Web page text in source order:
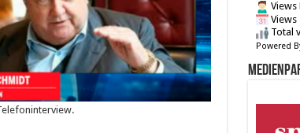
Views
Views
Total
Powered